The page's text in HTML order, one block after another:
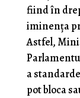
fiind în
iminenţa
Astfel,
a
pot bloca